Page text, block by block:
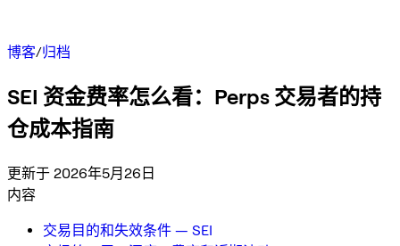
博客/归档
SEI 资金费率怎么看：Perps 交易者的持
仓成本指南
更新于 2026年5月26日
内容
交易目的和失效条件 — SEI